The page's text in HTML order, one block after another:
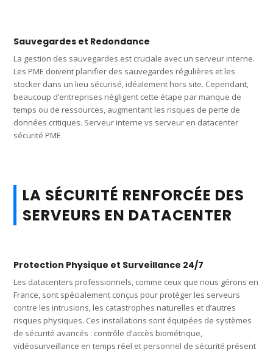
Sauvegardes et Redondance
La gestion des sauvegardes est cruciale avec un serveur interne.
Les PME doivent planifier des sauvegardes régulières et les
stocker dans un lieu sécurisé, idéalement hors site. Cependant,
beaucoup d’entreprises négligent cette étape par manque de
temps ou de ressources, augmentant les risques de perte de
données critiques. Serveur interne vs serveur en datacenter
sécurité PME
LA SÉCURITÉ RENFORCÉE DES
SERVEURS EN DATACENTER
Protection Physique et Surveillance 24/7
Les datacenters professionnels, comme ceux que nous gérons en
France, sont spécialement conçus pour protéger les serveurs
contre les intrusions, les catastrophes naturelles et d’autres
risques physiques. Ces installations sont équipées de systèmes
de sécurité avancés : contrôle d’accès biométrique,
vidéosurveillance en temps réel et personnel de sécurité présent